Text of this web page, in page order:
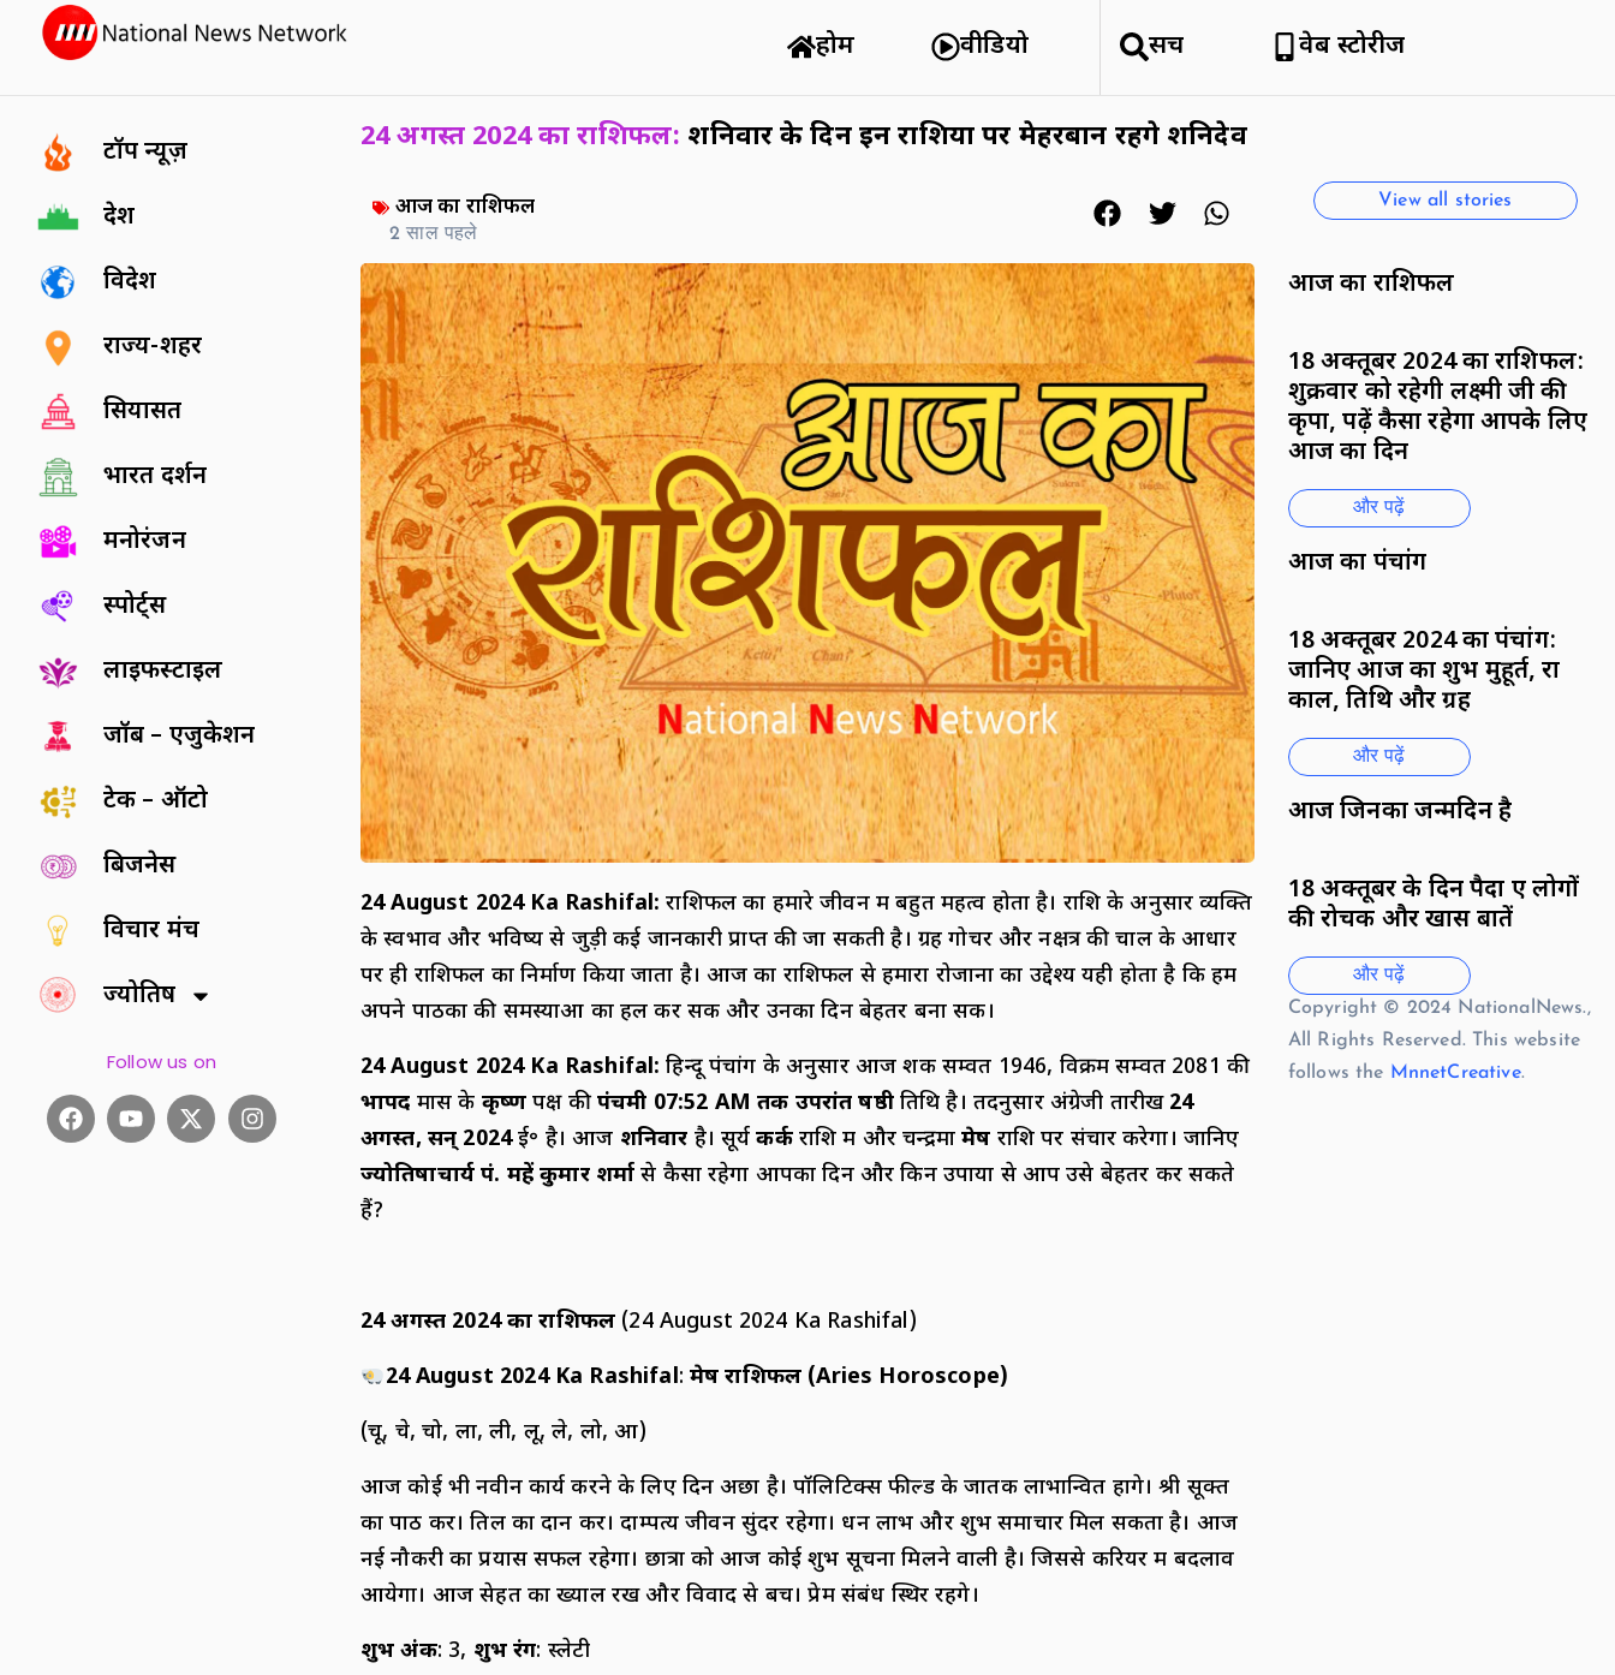
होम वीडियो सर्च वेब स्टोरीज
टॉप न्यूज़
देश
विदेश
राज्य-शहर
सियासत
भारत दर्शन
मनोरंजन
स्पोर्ट्स
लाइफस्टाइल
जॉब – एजुकेशन
टेक – ऑटो
बिजनेस
विचार मंच
ज्योतिष
Follow us on
24 अगस्त 2024 का राशिफल: शनिवार के दिन इन राशियों पर मेहरबान रहेंगे शनिदेव
आज का राशिफल
2 साल पहले
24 August 2024 Ka Rashifal:राशिफल का हमारे जीवन में बहुत महत्व होता है। राशि के अनुसार व्यक्ति
के स्वभाव और भविष्य से जुड़ी कई जानकारी प्राप्त की जा सकती है। ग्रह गोचर और नक्षत्र की चाल के आधार
पर ही राशिफल का निर्माण किया जाता है। आज का राशिफल से हमारा रोजाना का उद्देश्य यही होता है कि हम
अपने पाठकों की समस्याओं का हल कर सकें और उनका दिन बेहतर बना सकें।
24 August 2024 Ka Rashifal:हिन्दू पंचांग के अनुसार आज शक सम्वत 1946, विक्रम सम्वत 2081 की
भाद्रपद मास के कृष्णपक्ष कीपंचमी 07:52 AMतक उपरांत षष्ठीतिथि है। तदनुसार अंग्रेजी तारीख 24
अगस्त, सन् 2024ई॰ है। आज शनिवार है। सूर्य कर्क राशि में और चन्द्रमामेष राशि पर संचार करेगा। जानिए
ज्योतिषाचार्य पं. महेंद्र कुमार शर्मासे कैसा रहेगा आपका दिन और किन उपायों से आप उसे बेहतर कर सकते
हैं?
24अगस्त 2024का राशिफल (24 August 2024 Ka Rashifal)
24 August 2024 Ka Rashifal: मेष राशिफल (Aries Horoscope)
(चू, चे, चो, ला, ली, लू, ले, लो, आ)
आज कोई भी नवीन कार्य करने के लिए दिन अछा है। पॉलिटिक्स फील्ड के जातक लाभान्वित होंगे। श्री सूक्त
का पाठ करें। तिल का दान करें। दाम्पत्य जीवन सुंदर रहेगा। धन लाभ और शुभ समाचार मिल सकता है। आज
नई नौकरी का प्रयास सफल रहेगा। छात्रों को आज कोई शुभ सूचना मिलने वाली है। जिससे करियर में बदलाव
आयेगा। आज सेहत का ख्याल रखें और विवाद से बचें। प्रेम संबंध स्थिर रहेंगे।
शुभ अंक: 3, शुभ रंग: स्लेटी
हिमाचल क्यों है सैलानियों को इतना
View all stories
आज का राशिफल
18 अक्तूबर 2024 का राशिफल:
शुक्रवार को रहेगी लक्ष्मी जी की
कृपा, पढ़ें कैसा रहेगा आपके लिए
आज का दिन
और पढ़ें
आज का पंचांग
18 अक्तूबर 2024 का पंचांग:
जानिए आज का शुभ मुहूर्त, राहु
काल, तिथि और ग्रह
और पढ़ें
आज जिनका जन्मदिन है
18 अक्तूबर के दिन पैदा हुए लोगों
की रोचक और खास बातें
और पढ़ें
Copyright © 2024 NationalNews.,
All Rights Reserved. This website
follows the MnnetCreative.